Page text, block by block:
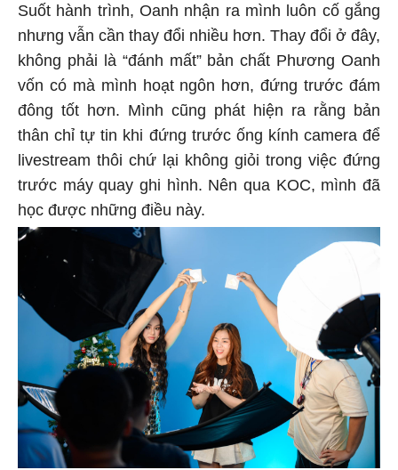
Suốt hành trình, Oanh nhận ra mình luôn cố gắng
nhưng vẫn cần thay đổi nhiều hơn. Thay đổi ở đây,
không phải là “đánh mất” bản chất Phương Oanh
vốn có mà mình hoạt ngôn hơn, đứng trước đám
đông tốt hơn. Mình cũng phát hiện ra rằng bản
thân chỉ tự tin khi đứng trước ống kính camera để
livestream thôi chứ lại không giỏi trong việc đứng
trước máy quay ghi hình. Nên qua KOC, mình đã
học được những điều này.